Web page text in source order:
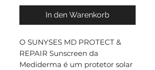
In den Warenkorb
O SUNYSES MD PROTECT &
REPAIR Sunscreen da
Mediderma é um protetor solar